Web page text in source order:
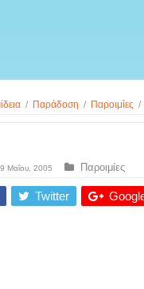
/ Παράδοση / Παροιμίες /
Μαΐου, 2005 Παροιμίες
Twitter